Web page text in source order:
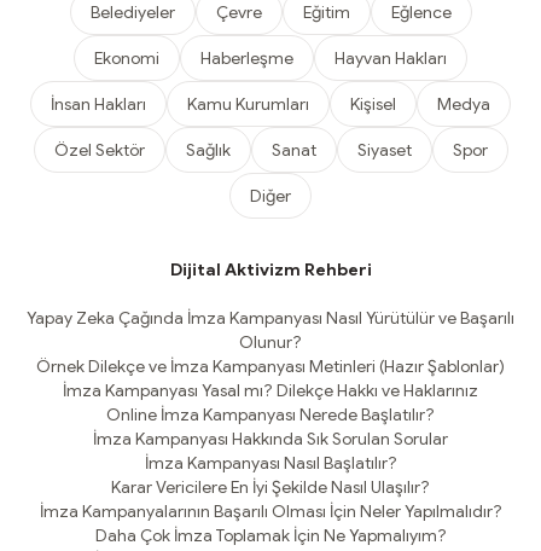
Belediyeler Çevre Eğitim Eğlence
Ekonomi Haberleşme Hayvan Hakları
İnsan Hakları Kamu Kurumları Kişisel Medya
Özel Sektör Sağlık Sanat Siyaset Spor
Diğer
Dijital Aktivizm Rehberi
Yapay Zeka Çağında İmza Kampanyası Nasıl Yürütülür ve Başarılı
Olunur?
Örnek Dilekçe ve İmza Kampanyası Metinleri (Hazır Şablonlar)
İmza Kampanyası Yasal mı? Dilekçe Hakkı ve Haklarınız
Online İmza Kampanyası Nerede Başlatılır?
İmza Kampanyası Hakkında Sık Sorulan Sorular
İmza Kampanyası Nasıl Başlatılır?
Karar Vericilere En İyi Şekilde Nasıl Ulaşılır?
İmza Kampanyalarının Başarılı Olması İçin Neler Yapılmalıdır?
Daha Çok İmza Toplamak İçin Ne Yapmalıyım?